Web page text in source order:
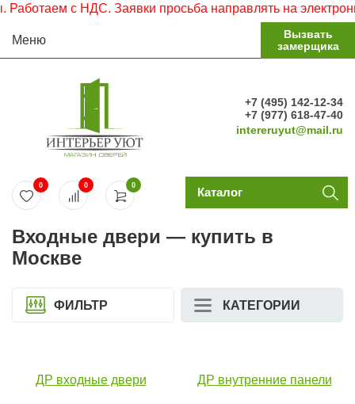
с НДС. Заявки просьба направлять на электронную
Меню
Вызвать
замерщика
+7 (495) 142-12-34
+7 (977) 618-47-40
intereruyut@mail.ru
0
0 0 Каталог
Входные двери — купить в
Москве
ФИЛЬТР КАТЕГОРИИ
ДР входные двери ДР внутренние панели